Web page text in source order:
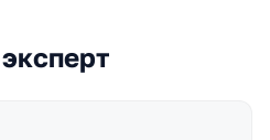
2026 Spring